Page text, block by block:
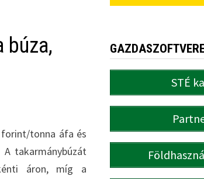
búza,
forint/tonna áfa és
takarmánybúzát
áron, míg a
STÉ